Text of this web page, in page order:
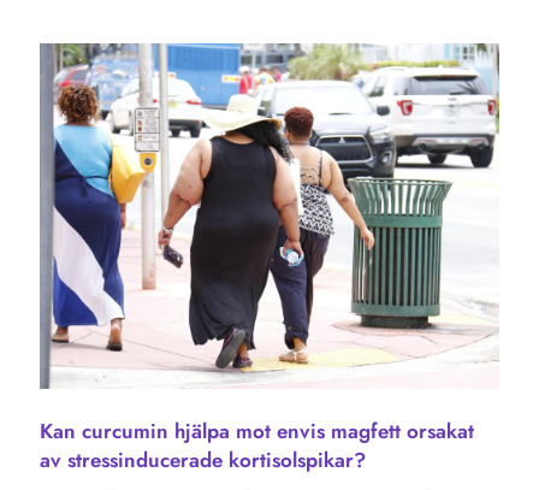
Kan curcumin hjälpa mot envis magfett orsakat
av stressinducerade kortisolspikar?